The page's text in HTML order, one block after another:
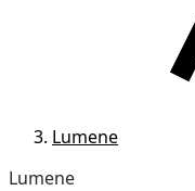
Lumene
Lumene